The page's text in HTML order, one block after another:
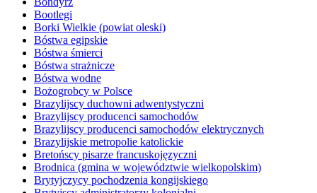
Bootlegi
Borki Wielkie (powiat oleski)
Bóstwa egipskie
Bóstwa śmierci
Bóstwa strażnicze
Bóstwa wodne
Bożogrobcy w Polsce
Brazylijscy duchowni adwentystyczni
Brazylijscy producenci samochodów
Brazylijscy producenci samochodów elektrycznych
Brazylijskie metropolie katolickie
Bretońscy pisarze francuskojęzyczni
Brodnica (gmina w województwie wielkopolskim)
Brytyjczycy pochodzenia kongijskiego